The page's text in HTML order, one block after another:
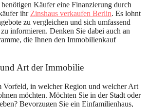
Käufer eine Finanzierung durch
ihr Zinshaus verkaufen Berlin. Es lohnt
zu vergleichen und sich umfassend
informieren. Denken Sie dabei auch an
die Ihnen den Immobilienkauf
Art der Immobilie
Vorfeld, in welcher Region und welcher Art
möchten. Möchten Sie in der Stadt oder
Bevorzugen Sie ein Einfamilienhaus,